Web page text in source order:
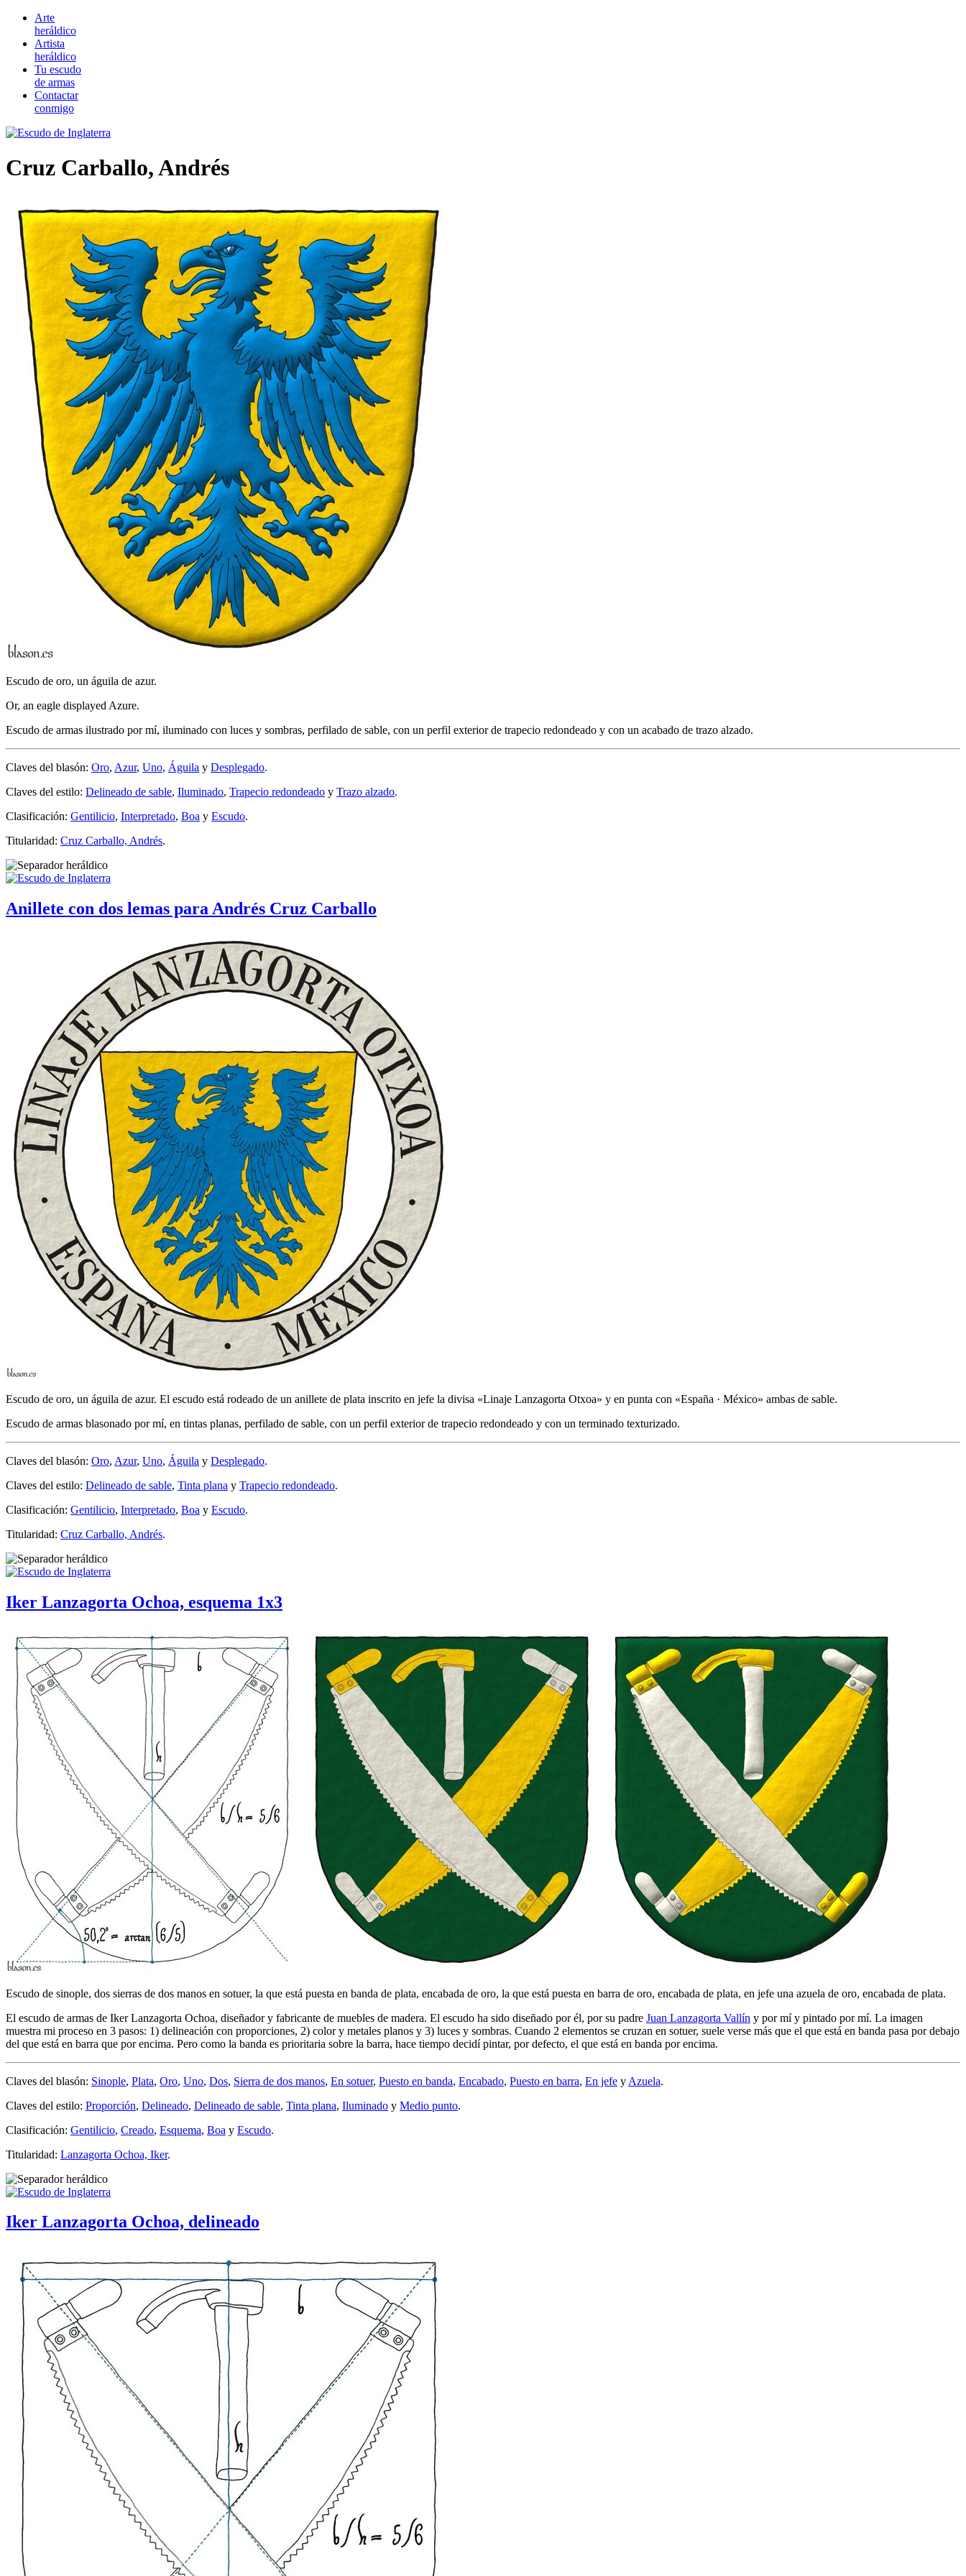
Arte
heráldico
Artista
heráldico
Tu escudo
de armas
Contactar
conmigo
Cruz Carballo, Andrés
Escudo de oro, un águila de azur.
Or, an eagle displayed Azure.
Escudo de armas ilustrado por mí, iluminado con luces y sombras, perfilado de sable, con un perfil exterior de trapecio redondeado y con un acabado de trazo alzado.
Claves del blasón: Oro, Azur, Uno, Águila y Desplegado.
Claves del estilo: Delineado de sable, Iluminado, Trapecio redondeado y Trazo alzado.
Clasificación: Gentilicio, Interpretado, Boa y Escudo.
Titularidad: Cruz Carballo, Andrés.
Anillete con dos lemas para Andrés Cruz Carballo
Escudo de oro, un águila de azur. El escudo está rodeado de un anillete de plata inscrito en jefe la divisa «Linaje Lanzagorta Otxoa» y en punta con «España · México» ambas de sable.
Escudo de armas blasonado por mí, en tintas planas, perfilado de sable, con un perfil exterior de trapecio redondeado y con un terminado texturizado.
Claves del blasón: Oro, Azur, Uno, Águila y Desplegado.
Claves del estilo: Delineado de sable, Tinta plana y Trapecio redondeado.
Clasificación: Gentilicio, Interpretado, Boa y Escudo.
Titularidad: Cruz Carballo, Andrés.
Iker Lanzagorta Ochoa, esquema 1x3
Escudo de sinople, dos sierras de dos manos en sotuer, la que está puesta en banda de plata, encabada de oro, la que está puesta en barra de oro, encabada de plata, en jefe una azuela de oro, encabada de plata.
El escudo de armas de Iker Lanzagorta Ochoa, diseñador y fabricante de muebles de madera. El escudo ha sido diseñado por él, por su padre Juan Lanzagorta Vallín y por mí y pintado por mí. La imagen
muestra mi proceso en 3 pasos: 1) delineación con proporciones, 2) color y metales planos y 3) luces y sombras. Cuando 2 elementos se cruzan en sotuer, suele verse más que el que está en banda pasa por debajo
del que está en barra que por encima. Pero como la banda es prioritaria sobre la barra, hace tiempo decidí pintar, por defecto, el que está en banda por encima.
Claves del blasón: Sinople, Plata, Oro, Uno, Dos, Sierra de dos manos, En sotuer, Puesto en banda, Encabado, Puesto en barra, En jefe y Azuela.
Claves del estilo: Proporción, Delineado, Delineado de sable, Tinta plana, Iluminado y Medio punto.
Clasificación: Gentilicio, Creado, Esquema, Boa y Escudo.
Titularidad: Lanzagorta Ochoa, Iker.
Iker Lanzagorta Ochoa, delineado